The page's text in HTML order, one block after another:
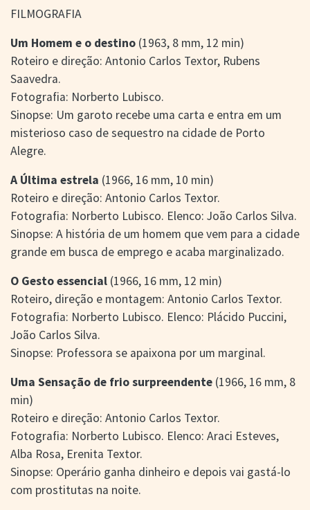
FILMOGRAFIA
Um Homem e o destino (1963, 8 mm, 12 min)
Roteiro e direção: Antonio Carlos Textor, Rubens
Saavedra.
Fotografia: Norberto Lubisco.
Sinopse: Um garoto recebe uma carta e entra em um
misterioso caso de sequestro na cidade de Porto
Alegre.
A Última estrela (1966, 16 mm, 10 min)
Roteiro e direção: Antonio Carlos Textor.
Fotografia: Norberto Lubisco. Elenco: João Carlos Silva.
Sinopse: A história de um homem que vem para a cidade
grande em busca de emprego e acaba marginalizado.
O Gesto essencial (1966, 16 mm, 12 min)
Roteiro, direção e montagem: Antonio Carlos Textor.
Fotografia: Norberto Lubisco. Elenco: Plácido Puccini,
João Carlos Silva.
Sinopse: Professora se apaixona por um marginal.
Uma Sensação de frio surpreendente (1966, 16 mm, 8
min)
Roteiro e direção: Antonio Carlos Textor.
Fotografia: Norberto Lubisco. Elenco: Araci Esteves,
Alba Rosa, Erenita Textor.
Sinopse: Operário ganha dinheiro e depois vai gastá-lo
com prostitutas na noite.